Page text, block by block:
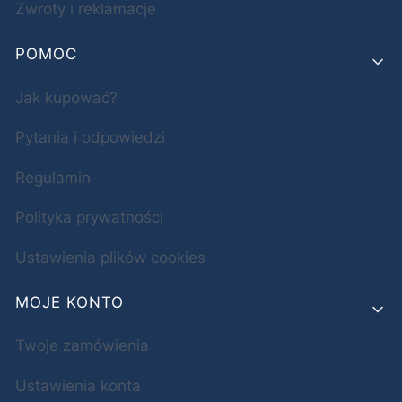
Zwroty i reklamacje
POMOC
Jak kupować?
Pytania i odpowiedzi
Regulamin
Polityka prywatności
Ustawienia plików cookies
MOJE KONTO
Twoje zamówienia
Ustawienia konta